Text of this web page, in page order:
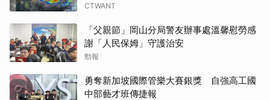
CTWANT
「父親節」岡山分局警友辦事處溫馨慰勞感
謝「人民保姆」守護治安
勁報
勇奪新加坡國際管樂大賽銀獎 自強高工國
中部藝才班傳捷報